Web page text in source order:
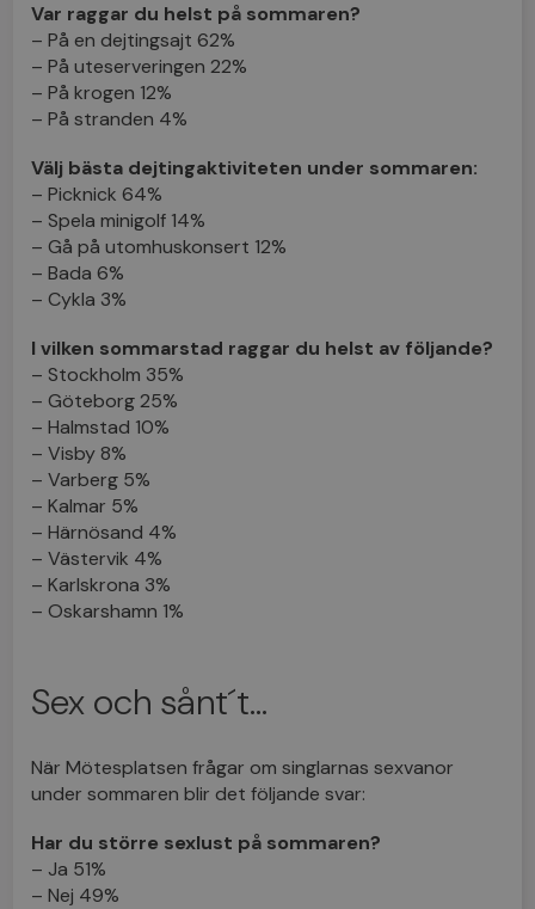
Var raggar du helst på sommaren?
– På en dejtingsajt 62%
– På uteserveringen 22%
– På krogen 12%
– På stranden 4%
Välj bästa dejtingaktiviteten under sommaren:
– Picknick 64%
– Spela minigolf 14%
– Gå på utomhuskonsert 12%
– Bada 6%
– Cykla 3%
I vilken sommarstad raggar du helst av följande?
– Stockholm 35%
– Göteborg 25%
– Halmstad 10%
– Visby 8%
– Varberg 5%
– Kalmar 5%
– Härnösand 4%
– Västervik 4%
– Karlskrona 3%
– Oskarshamn 1%
Sex och sånt´t…
När Mötesplatsen frågar om singlarnas sexvanor
under sommaren blir det följande svar:
Har du större sexlust på sommaren?
– Ja 51%
– Nej 49%